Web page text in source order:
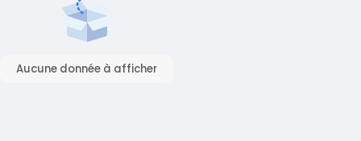
Aucune donnée à afficher